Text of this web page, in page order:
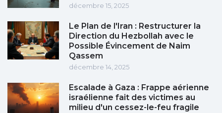
décembre 15, 2025
Le Plan de l'Iran : Restructurer la
Direction du Hezbollah avec le
Possible Évincement de Naim
Qassem
décembre 14, 2025
Escalade à Gaza : Frappe aérienne
israélienne fait des victimes au
milieu d'un cessez-le-feu fragile